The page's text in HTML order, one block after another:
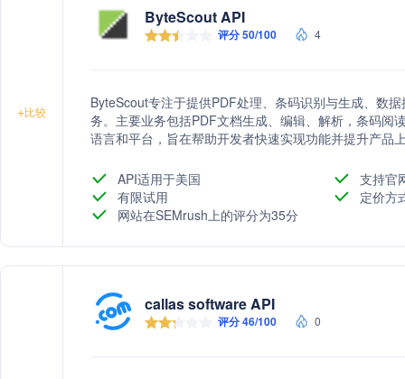
+比较
ByteScout API
评分 50/100 4
ByteScout专注于提供PDF处理、条码识别与生成、数
务。主要业务包括PDF文档生成、编辑、解析，条码阅
语言和平台，旨在帮助开发者快速实现功能并提升产品
API适用于美国
支持官
有限试用
定价方
网站在SEMrush上的评分为35分
callas software API
评分 46/100 0